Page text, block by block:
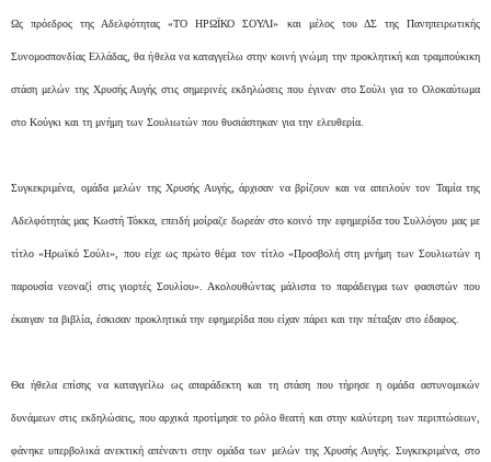
Ως πρόεδρος της Αδελφότητας «ΤΟ ΗΡΩΪΚΟ ΣΟΥΛΙ» και μέλος του ΔΣ της Πανηπειρωτικής
Συνομοσπονδίας Ελλάδας, θα ήθελα να καταγγείλω στην κοινή γνώμη την προκλητική και τραμπούκικη
στάση μελών της Χρυσής Αυγής στις σημερινές εκδηλώσεις που έγιναν στο Σούλι για το Ολοκαύτωμα
στο Κούγκι και τη μνήμη των Σουλιωτών που θυσιάστηκαν για την ελευθερία.
Συγκεκριμένα, ομάδα μελών της Χρυσής Αυγής, άρχισαν να βρίζουν και να απειλούν τον Ταμία της
Αδελφότητάς μας Κωστή Τόκκα, επειδή μοίραζε δωρεάν στο κοινό την εφημερίδα του Συλλόγου μας με
τίτλο «Ηρωϊκό Σούλι», που είχε ως πρώτο θέμα τον τίτλο «Προσβολή στη μνήμη των Σουλιωτών η
παρουσία νεοναζί στις γιορτές Σουλίου». Ακολουθώντας μάλιστα το παράδειγμα των φασιστών που
έκαιγαν τα βιβλία, έσκισαν προκλητικά την εφημερίδα που είχαν πάρει και την πέταξαν στο έδαφος.
Θα ήθελα επίσης να καταγγείλω ως απαράδεκτη και τη στάση που τήρησε η ομάδα αστυνομικών
δυνάμεων στις εκδηλώσεις, που αρχικά προτίμησε το ρόλο θεατή και στην καλύτερη των περιπτώσεων,
φάνηκε υπερβολικά ανεκτική απέναντι στην ομάδα των μελών της Χρυσής Αυγής. Συγκεκριμένα, στο